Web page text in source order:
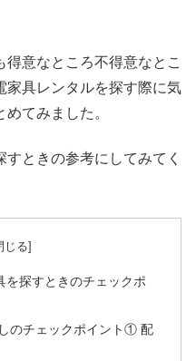
意なところ不得意なとこ
家具レンタルを探す際に気
てみました。
ときの参考にしてみてく
を探すときのチェックポ
のチェックポイント① 配